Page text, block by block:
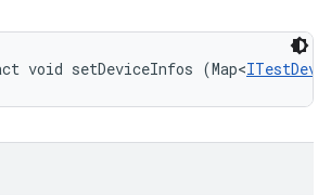
void setDeviceInfos (Map<